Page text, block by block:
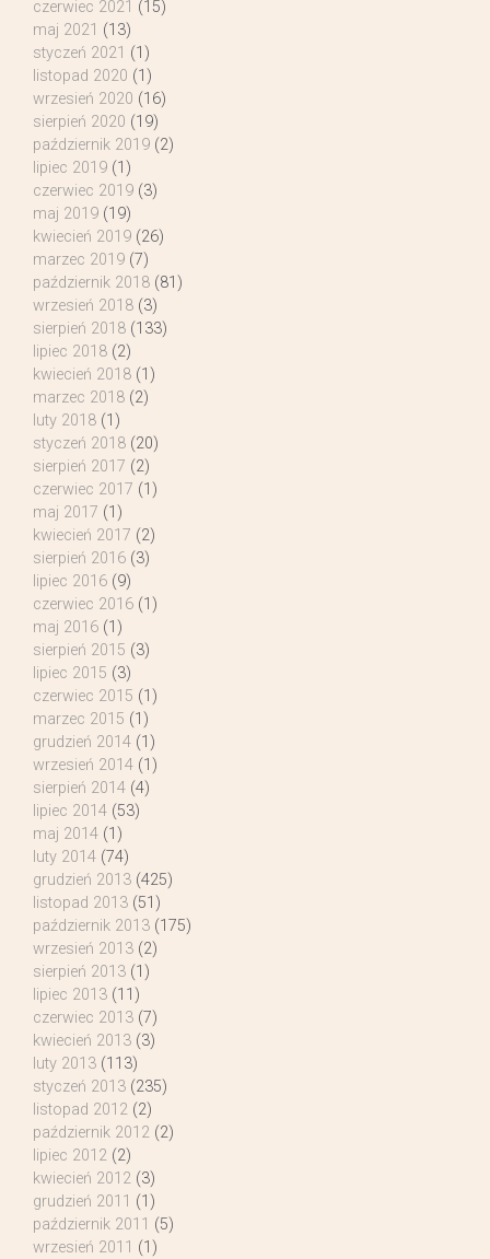
czerwiec 2021 (15)
maj 2021 (13)
styczeń 2021 (1)
listopad 2020 (1)
wrzesień 2020 (16)
sierpień 2020 (19)
październik 2019 (2)
lipiec 2019 (1)
czerwiec 2019 (3)
maj 2019 (19)
kwiecień 2019 (26)
marzec 2019 (7)
październik 2018 (81)
wrzesień 2018 (3)
sierpień 2018 (133)
lipiec 2018 (2)
kwiecień 2018 (1)
marzec 2018 (2)
luty 2018 (1)
styczeń 2018 (20)
sierpień 2017 (2)
czerwiec 2017 (1)
maj 2017 (1)
kwiecień 2017 (2)
sierpień 2016 (3)
lipiec 2016 (9)
czerwiec 2016 (1)
maj 2016 (1)
sierpień 2015 (3)
lipiec 2015 (3)
czerwiec 2015 (1)
marzec 2015 (1)
grudzień 2014 (1)
wrzesień 2014 (1)
sierpień 2014 (4)
lipiec 2014 (53)
maj 2014 (1)
luty 2014 (74)
grudzień 2013 (425)
listopad 2013 (51)
październik 2013 (175)
wrzesień 2013 (2)
sierpień 2013 (1)
lipiec 2013 (11)
czerwiec 2013 (7)
kwiecień 2013 (3)
luty 2013 (113)
styczeń 2013 (235)
listopad 2012 (2)
październik 2012 (2)
lipiec 2012 (2)
kwiecień 2012 (3)
grudzień 2011 (1)
październik 2011 (5)
wrzesień 2011 (1)